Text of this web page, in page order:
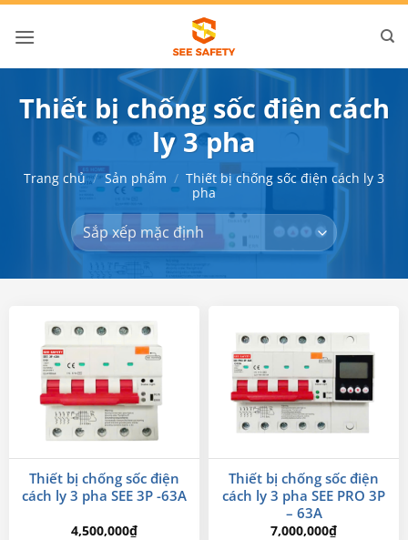
Bỏ
qua
Thiết bị chống sốc điện cách
ly 3 pha
Trang chủ / Sản phẩm / Thiết bị chống sốc điện cách ly 3
pha
Thiết bị chống sốc điện
cách ly 3 pha SEE 3P -63A
4,500,000₫
Thiết bị chống sốc điện
cách ly 3 pha SEE PRO 3P
– 63A
7,000,000₫